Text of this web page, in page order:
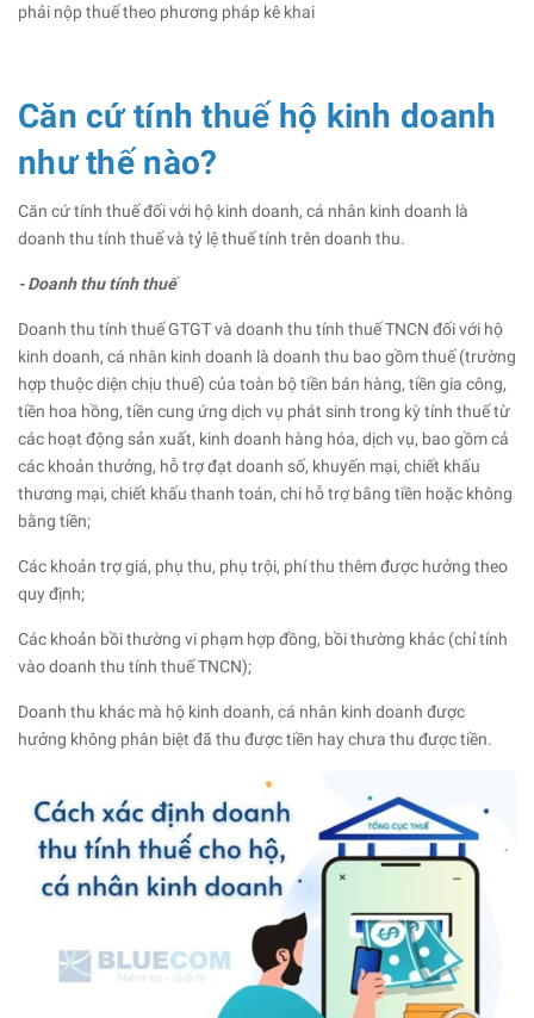
phải nộp thuế theo phương pháp kê khai
Căn cứ tính thuế hộ kinh doanh
như thế nào?
Căn cứ tính thuế đối với hộ kinh doanh, cá nhân kinh doanh là
doanh thu tính thuế và tỷ lệ thuế tính trên doanh thu.
- Doanh thu tính thuế
Doanh thu tính thuế GTGT và doanh thu tính thuế TNCN đối với hộ
kinh doanh, cá nhân kinh doanh là doanh thu bao gồm thuế (trường
hợp thuộc diện chịu thuế) của toàn bộ tiền bán hàng, tiền gia công,
tiền hoa hồng, tiền cung ứng dịch vụ phát sinh trong kỳ tính thuế từ
các hoạt động sản xuất, kinh doanh hàng hóa, dịch vụ, bao gồm cả
các khoản thưởng, hỗ trợ đạt doanh số, khuyến mại, chiết khấu
thương mại, chiết khấu thanh toán, chi hỗ trợ bằng tiền hoặc không
bằng tiền;
Các khoản trợ giá, phụ thu, phụ trội, phí thu thêm được hưởng theo
quy định;
Các khoản bồi thường vi phạm hợp đồng, bồi thường khác (chỉ tính
vào doanh thu tính thuế TNCN);
Doanh thu khác mà hộ kinh doanh, cá nhân kinh doanh được
hưởng không phân biệt đã thu được tiền hay chưa thu được tiền.